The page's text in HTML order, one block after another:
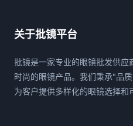
关于批镜平台
批镜是一家专业的眼镜批发供应
时尚的眼镜产品。我们秉承"品
为客户提供多样化的眼镜选择和